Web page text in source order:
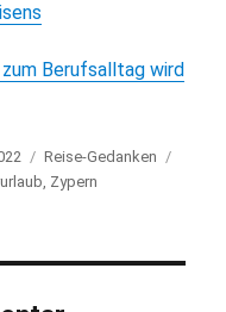
Berufsalltag wird
Kategorien
Reise-Gedanken
, Zypern